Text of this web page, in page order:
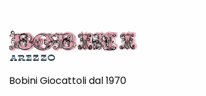
Bobini Giocattoli dal 1970